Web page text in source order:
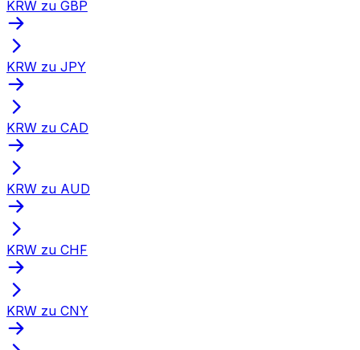
KRW zu GBP
KRW zu JPY
KRW zu CAD
KRW zu AUD
KRW zu CHF
KRW zu CNY